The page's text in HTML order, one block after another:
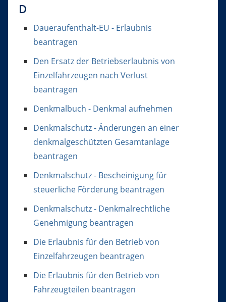
D
Daueraufenthalt-EU - Erlaubnis
beantragen
Den Ersatz der Betriebserlaubnis von
Einzelfahrzeugen nach Verlust
beantragen
Denkmalbuch - Denkmal aufnehmen
Denkmalschutz - Änderungen an einer
denkmalgeschützten Gesamtanlage
beantragen
Denkmalschutz - Bescheinigung für
steuerliche Förderung beantragen
Denkmalschutz - Denkmalrechtliche
Genehmigung beantragen
Die Erlaubnis für den Betrieb von
Einzelfahrzeugen beantragen
Die Erlaubnis für den Betrieb von
Fahrzeugteilen beantragen